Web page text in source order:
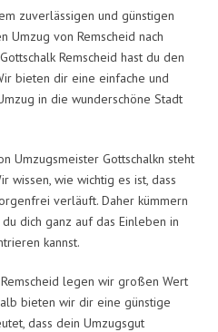
zuverlässigen und günstigen
Umzug von Remscheid nach
Remscheid hast du den
bieten dir eine einfache und
in die wunderschöne Stadt
Umzugsmeister Gottschalkn steht
wissen, wie wichtig es ist, dass
verläuft. Daher kümmern
dich ganz auf das Einleben in
kannst.
legen wir großen Wert
bieten wir dir eine günstige
dass dein Umzugsgut